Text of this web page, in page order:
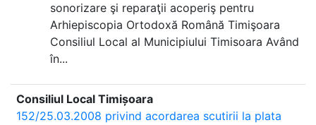
sonorizare şi reparaţii acoperiş pentru
Arhiepiscopia Ortodoxă Română Timişoara
Consiliul Local al Municipiului Timisoara Având
în...
Consiliul Local Timișoara
152/25.03.2008 privind acordarea scutirii la plata